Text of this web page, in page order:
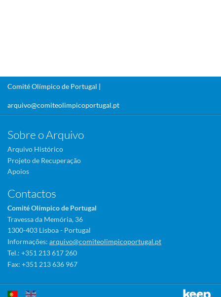
Comité Olímpico de Portugal |
arquivo@comiteolimpicoportugal.pt
Sobre o Arquivo
Arquivo Histórico
Projeto de Recuperação
Apoios
Contactos
Comité Olímpico de Portugal
Travessa da Memória, 36
1300-403 Lisboa - Portugal
Informações: arquivo@comiteolimpicoportugal.pt
Tel.: +351 213 617 260
Fax: +351 213 636 967